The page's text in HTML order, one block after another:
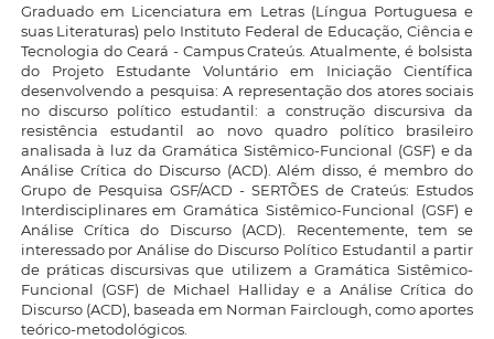
Graduado em Licenciatura em Letras (Língua Portuguesa e
suas Literaturas) pelo Instituto Federal de Educação, Ciência e
Tecnologia do Ceará - Campus Crateús. Atualmente, é bolsista
do Projeto Estudante Voluntário em Iniciação Científica
desenvolvendo a pesquisa: A representação dos atores sociais
no discurso político estudantil: a construção discursiva da
resistência estudantil ao novo quadro político brasileiro
analisada à luz da Gramática Sistêmico-Funcional (GSF) e da
Análise Crítica do Discurso (ACD). Além disso, é membro do
Grupo de Pesquisa GSF/ACD - SERTÕES de Crateús: Estudos
Interdisciplinares em Gramática Sistêmico-Funcional (GSF) e
Análise Crítica do Discurso (ACD). Recentemente, tem se
interessado por Análise do Discurso Político Estudantil a partir
de práticas discursivas que utilizem a Gramática Sistêmico-
Funcional (GSF) de Michael Halliday e a Análise Crítica do
Discurso (ACD), baseada em Norman Fairclough, como aportes
teórico-metodológicos.